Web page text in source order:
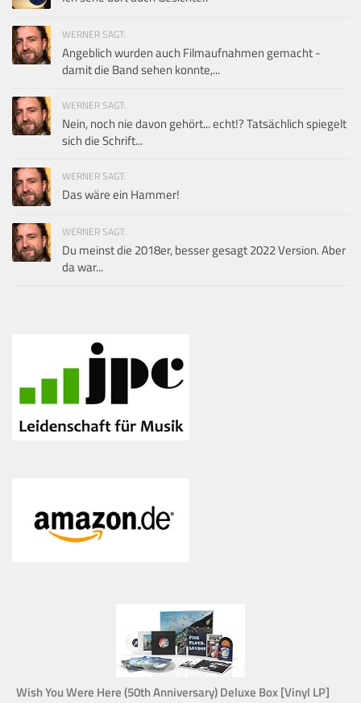
WERNER SAGT:
Angeblich wurden auch Filmaufnahmen gemacht -
damit die Band sehen konnte,...
WERNER SAGT:
Nein, noch nie davon gehört... echt!? Tatsächlich spiegelt
sich die Schrift...
WERNER SAGT:
Das wäre ein Hammer!
WERNER SAGT:
Du meinst die 2018er, besser gesagt 2022 Version. Aber
da war...
Wish You Were Here (50th Anniversary) Deluxe Box [Vinyl LP]